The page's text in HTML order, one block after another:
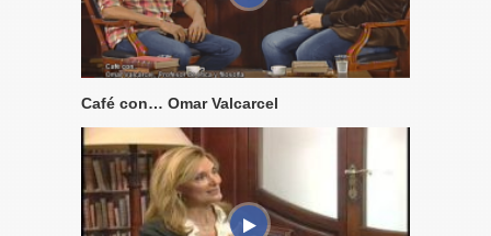
Café con… Omar Valcarcel